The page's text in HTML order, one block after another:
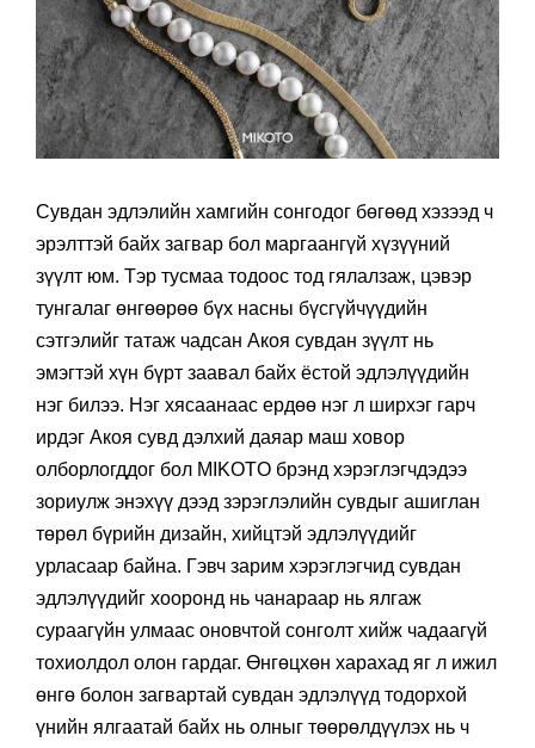
Сувдан эдлэлийн хамгийн сонгодог бөгөөд хэзээд ч
эрэлттэй байх загвар бол маргаангүй хүзүүний
зүүлт юм. Тэр тусмаа тодоос тод гялалзаж, цэвэр
тунгалаг өнгөөрөө бүх насны бүсгүйчүүдийн
сэтгэлийг татаж чадсан Акоя сувдан зүүлт нь
эмэгтэй хүн бүрт заавал байх ёстой эдлэлүүдийн
нэг билээ. Нэг хясаанаас ердөө нэг л ширхэг гарч
ирдэг Акоя сувд дэлхий даяар маш ховор
олборлогддог бол MIKOTO брэнд хэрэглэгчдэдээ
зориулж энэхүү дээд зэрэглэлийн сувдыг ашиглан
төрөл бүрийн дизайн, хийцтэй эдлэлүүдийг
урласаар байна. Гэвч зарим хэрэглэгчид сувдан
эдлэлүүдийг хооронд нь чанараар нь ялгаж
сураагүйн улмаас оновчтой сонголт хийж чадаагүй
тохиолдол олон гардаг. Өнгөцхөн харахад яг л ижил
өнгө болон загвартай сувдан эдлэлүүд тодорхой
үнийн ялгаатай байх нь олныг төөрөлдүүлэх нь ч